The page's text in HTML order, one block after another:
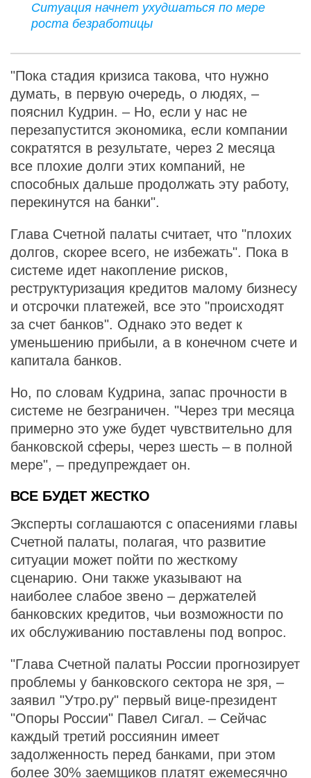
Ситуация начнет ухудшаться по мере
роста безработицы
"Пока стадия кризиса такова, что нужно
думать, в первую очередь, о людях, –
пояснил Кудрин. – Но, если у нас не
перезапустится экономика, если компании
сократятся в результате, через 2 месяца
все плохие долги этих компаний, не
способных дальше продолжать эту работу,
перекинутся на банки".
Глава Счетной палаты считает, что "плохих
долгов, скорее всего, не избежать". Пока в
системе идет накопление рисков,
реструктуризация кредитов малому бизнесу
и отсрочки платежей, все это "происходят
за счет банков". Однако это ведет к
уменьшению прибыли, а в конечном счете и
капитала банков.
Но, по словам Кудрина, запас прочности в
системе не безграничен. "Через три месяца
примерно это уже будет чувствительно для
банковской сферы, через шесть – в полной
мере", – предупреждает он.
ВСЕ БУДЕТ ЖЕСТКО
Эксперты соглашаются с опасениями главы
Счетной палаты, полагая, что развитие
ситуации может пойти по жесткому
сценарию. Они также указывают на
наиболее слабое звено – держателей
банковских кредитов, чьи возможности по
их обслуживанию поставлены под вопрос.
"Глава Счетной палаты России прогнозирует
проблемы у банковского сектора не зря, –
заявил "Утро.ру" первый вице-президент
"Опоры России" Павел Сигал. – Сейчас
каждый третий россиянин имеет
задолженность перед банками, при этом
более 30% заемщиков платят ежемесячно